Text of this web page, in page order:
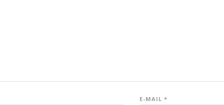
E-MAIL *